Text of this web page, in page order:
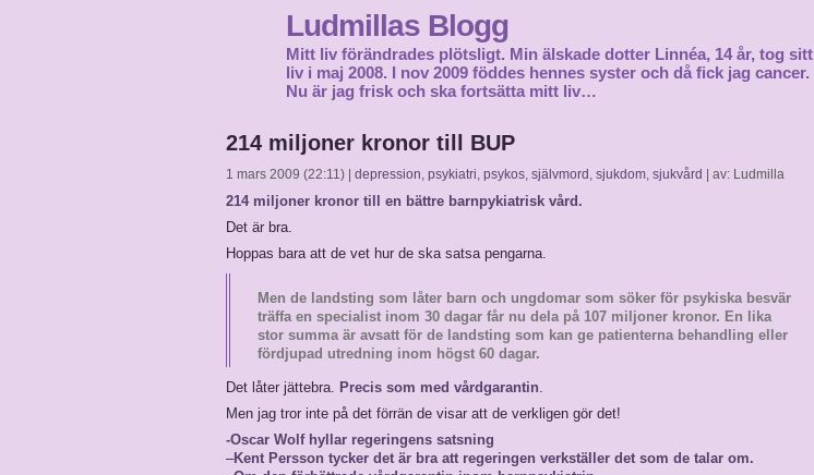
Ludmillas Blogg
Mitt liv förändrades plötsligt. Min älskade dotter Linnéa, 14 år, tog sitt
liv i maj 2008. I nov 2009 föddes hennes syster och då fick jag cancer.
Nu är jag frisk och ska fortsätta mitt liv…
214 miljoner kronor till BUP
1 mars 2009 (22:11) | depression, psykiatri, psykos, självmord , sjukdom, sjukvård | av: Ludmilla
214 miljoner kronor till en bättre barnpykiatrisk vård.
Det är bra.
Hoppas bara att de vet hur de ska satsa pengarna.
Men de landsting som låter barn och ungdomar som söker för psykiska besvär
träffa en specialist inom 30 dagar får nu dela på 107 miljoner kronor. En lika
stor summa är avsatt för de landsting som kan ge patienterna behandling eller
fördjupad utredning inom högst 60 dagar.
Det låter jättebra. Precis som med vårdgarantin.
Men jag tror inte på det förrän de visar att de verkligen gör det!
-Oscar Wolf hyllar regeringens satsning
–Kent Persson tycker det är bra att regeringen verkställer det som de talar om.